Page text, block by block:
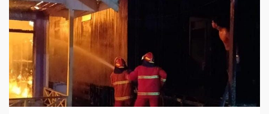
2 min read